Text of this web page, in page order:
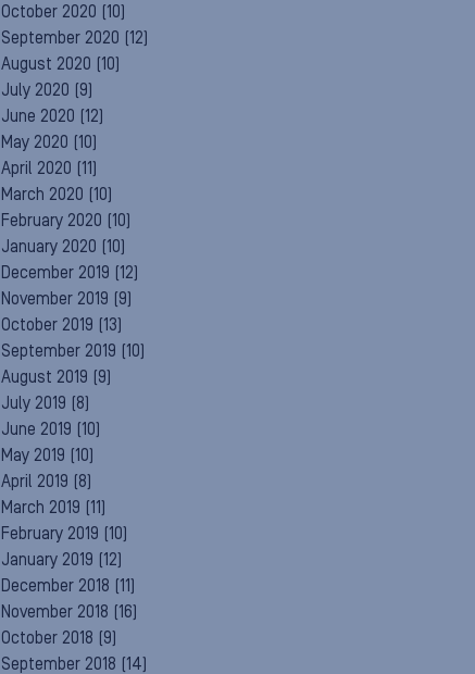
October 2020 (10)
September 2020 (12)
August 2020 (10)
July 2020 (9)
June 2020 (12)
May 2020 (10)
April 2020 (11)
March 2020 (10)
February 2020 (10)
January 2020 (10)
December 2019 (12)
November 2019 (9)
October 2019 (13)
September 2019 (10)
August 2019 (9)
July 2019 (8)
June 2019 (10)
May 2019 (10)
April 2019 (8)
March 2019 (11)
February 2019 (10)
January 2019 (12)
December 2018 (11)
November 2018 (16)
October 2018 (9)
September 2018 (14)